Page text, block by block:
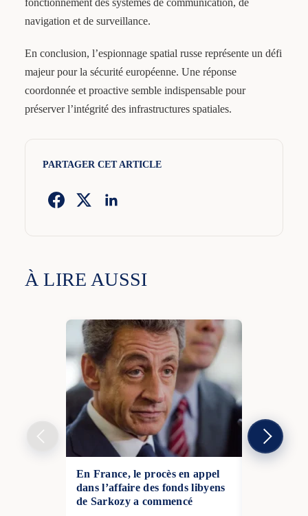
navigation et de surveillance.
En conclusion, l’espionnage spatial russe représente un défi
majeur pour la sécurité européenne. Une réponse
coordonnée et proactive semble indispensable pour
préserver l’intégrité des infrastructures spatiales.
PARTAGER CET ARTICLE
À LIRE AUSSI
En France, le procès en appel
dans l’affaire des fonds libyens
de Sarkozy a commencé